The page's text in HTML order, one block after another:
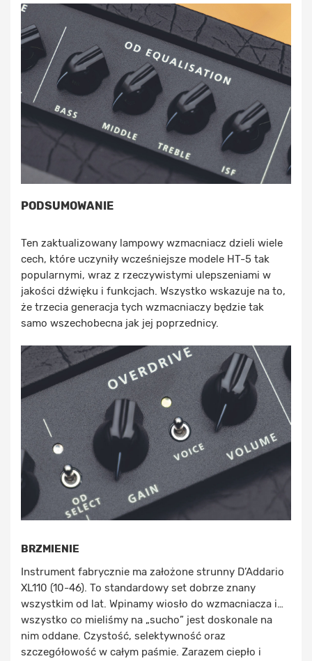
PODSUMOWANIE
Ten zaktualizowany lampowy wzmacniacz dzieli wiele
cech, które uczyniły wcześniejsze modele HT-5 tak
popularnymi, wraz z rzeczywistymi ulepszeniami w
jakości dźwięku i funkcjach. Wszystko wskazuje na to,
że trzecia generacja tych wzmacniaczy będzie tak
samo wszechobecna jak jej poprzednicy.
BRZMIENIE
Instrument fabrycznie ma założone strunny D’Addario
XL110 (10-46). To standardowy set dobrze znany
wszystkim od lat. Wpinamy wiosło do wzmacniacza i…
wszystko co mieliśmy na „sucho” jest doskonale na
nim oddane. Czystość, selektywność oraz
szczegółowość w całym paśmie. Zarazem ciepło i